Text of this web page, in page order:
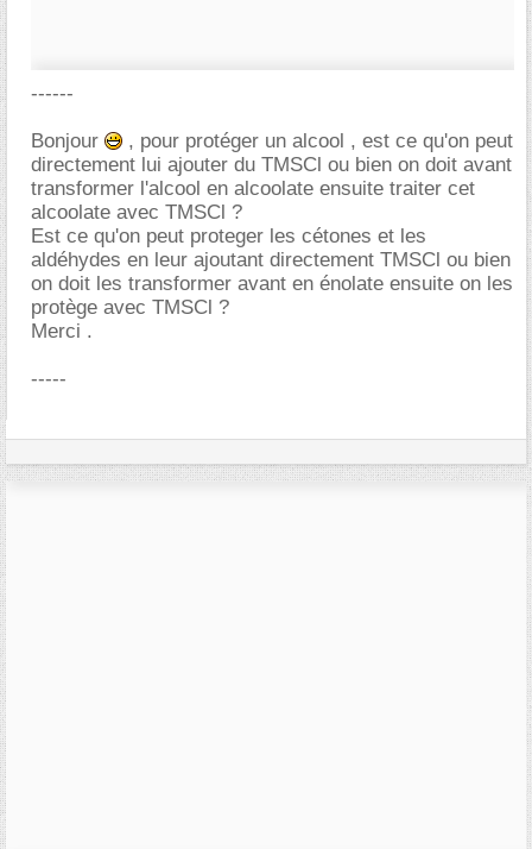
------
Bonjour
, pour protéger un alcool , est ce qu'on peut
directement lui ajouter du TMSCl ou bien on doit avant
transformer l'alcool en alcoolate ensuite traiter cet
alcoolate avec TMSCl ?
Est ce qu'on peut proteger les cétones et les
aldéhydes en leur ajoutant directement TMSCl ou bien
on doit les transformer avant en énolate ensuite on les
protège avec TMSCl ?
Merci .
-----